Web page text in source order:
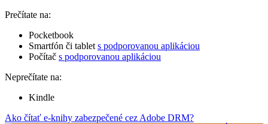
Prečítate na:
Pocketbook
Smartfón či tablet s podporovanou aplikáciou
Počítač s podporovanou aplikáciou
Neprečítate na:
Kindle
Ako čítať e-knihy zabezpečené cez Adobe DRM?